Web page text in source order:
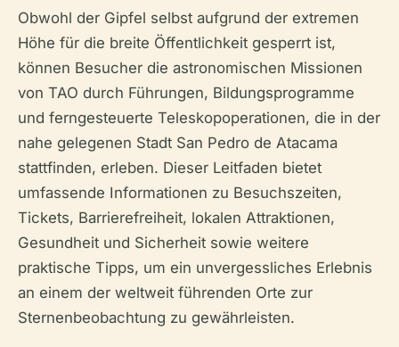
Obwohl der Gipfel selbst aufgrund der extremen
Höhe für die breite Öffentlichkeit gesperrt ist,
können Besucher die astronomischen Missionen
von TAO durch Führungen, Bildungsprogramme
und ferngesteuerte Teleskopoperationen, die in der
nahe gelegenen Stadt San Pedro de Atacama
stattfinden, erleben. Dieser Leitfaden bietet
umfassende Informationen zu Besuchszeiten,
Tickets, Barrierefreiheit, lokalen Attraktionen,
Gesundheit und Sicherheit sowie weitere
praktische Tipps, um ein unvergessliches Erlebnis
an einem der weltweit führenden Orte zur
Sternenbeobachtung zu gewährleisten.